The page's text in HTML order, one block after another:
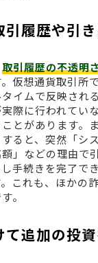
履歴や引
取引履歴の不透明
仮想通貨取引所
イムで反映され
際に行われてい
とがあります。
ると、突然「シ
」などの理由で
手続きを完了で
これも、ほかの
。
追加の投